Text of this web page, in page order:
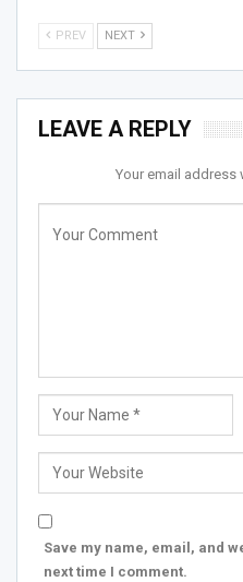
PREV NEXT
LEAVE A REPLY
Your email address
Save my name, email, and
next time I comment.